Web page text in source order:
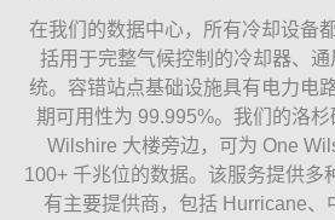
在我们的数据中心，所有冷却设备
括用于完整气候控制的冷却器、
统。容错站点基础设施具有电力电
期可用性为 99.995%。我们的洛
Wilshire 大楼旁边，可为 One
100+ 千兆位的数据。该服务提供多
有主要提供商，包括 Hurricane、